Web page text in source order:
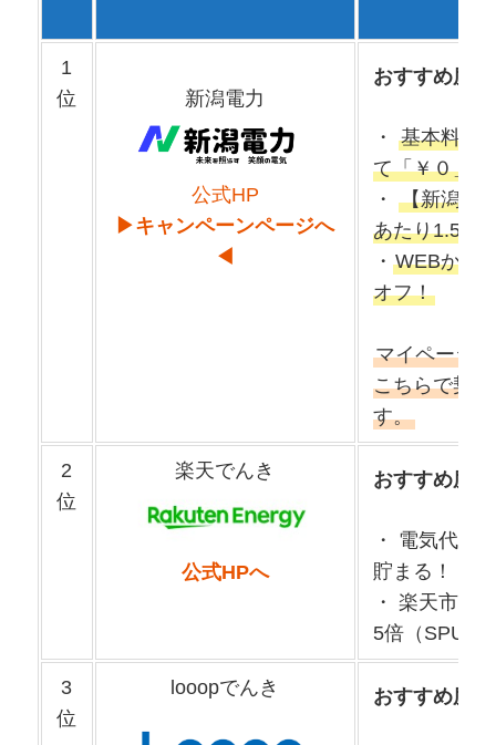
1
位
新潟電力
公式HP
▶キャンペーンページへ
◀
おすすめ度
・基本料金
て「￥０」
・【新潟県
あたり1.55
・WEBから
オフ！
マイページ
こちらで契
す。
2
位
楽天でんき
公式HPへ
おすすめ度
・ 電気代の
貯まる！
・ 楽天市場
5倍（SPU対
3
位
looopでんき おすすめ度